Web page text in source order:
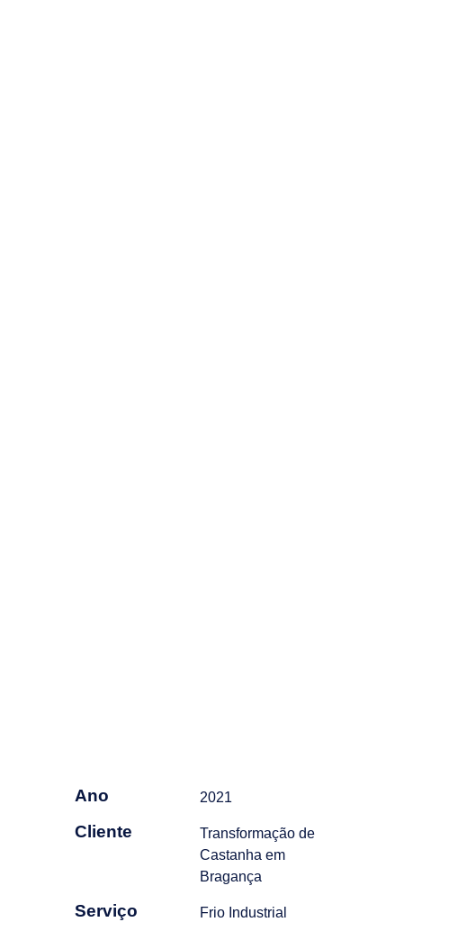
Ano 2021
Cliente
Transformação de
Castanha em
Bragança
Serviço Frio Industrial